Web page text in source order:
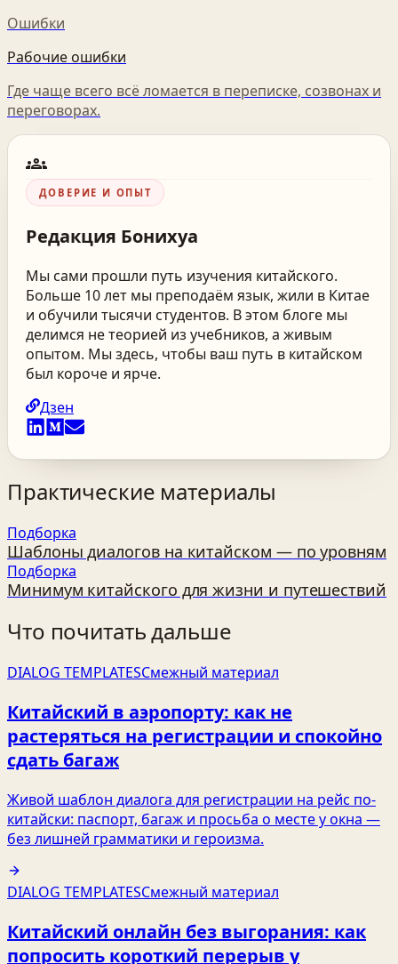
Ошибки
Рабочие ошибки
Где чаще всего всё ломается в переписке, созвонах и
переговорах.
groups
ДОВЕРИЕ И ОПЫТ
Редакция Бонихуа
Мы сами прошли путь изучения китайского.
Больше 10 лет мы преподаём язык, жили в Китае
и обучили тысячи студентов. В этом блоге мы
делимся не теорией из учебников, а живым
опытом. Мы здесь, чтобы ваш путь в китайском
был короче и ярче.
Дзен
Практические материалы
Подборка
Шаблоны диалогов на китайском — по уровням
Подборка
Минимум китайского для жизни и путешествий
Что почитать дальше
DIALOG TEMPLATESСмежный материал
Китайский в аэропорту: как не
растеряться на регистрации и спокойно
сдать багаж
Живой шаблон диалога для регистрации на рейс по-
китайски: паспорт, багаж и просьба о месте у окна —
без лишней грамматики и героизма.
DIALOG TEMPLATESСмежный материал
Китайский онлайн без выгорания: как
попросить короткий перерыв у